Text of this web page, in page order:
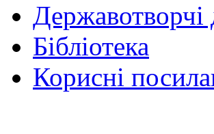
Бібліотека
Корисні